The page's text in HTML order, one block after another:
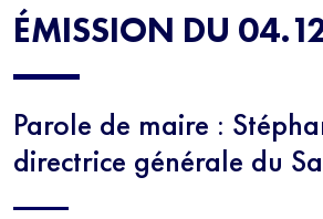
ÉMISSION DU
Parole de maire :
directrice générale du